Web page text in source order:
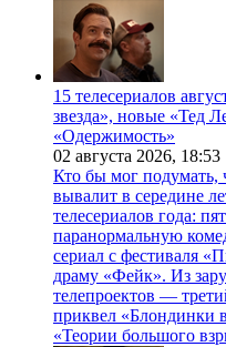
15 телесериалов
звезда», новые «Тед
«Одержимость»
02 августа 2026, 18:53
Кто бы мог подумать,
вывалит в середине
телесериалов года:
паранормальную
сериал с фестиваля
драму «Фейк». Из
телепроектов —
приквел «Блондинки
«Теории большого